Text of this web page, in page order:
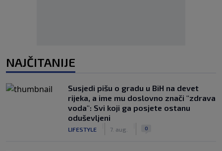
NAJČITANIJE
Susjedi pišu o gradu u BiH na devet
rijeka, a ime mu doslovno znači "zdrava
voda": Svi koji ga posjete ostanu
oduševljeni
LIFESTYLE 7. aug. 0